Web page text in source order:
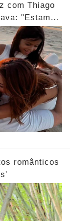
com Thiago
"Estamos
românticos